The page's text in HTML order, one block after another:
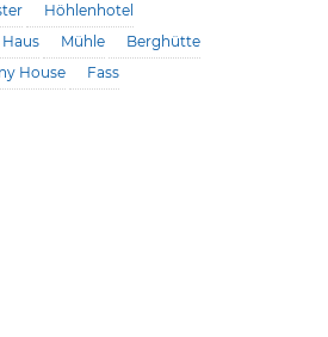
Höhlenhotel
Mühle
Berghütte
House
Fass